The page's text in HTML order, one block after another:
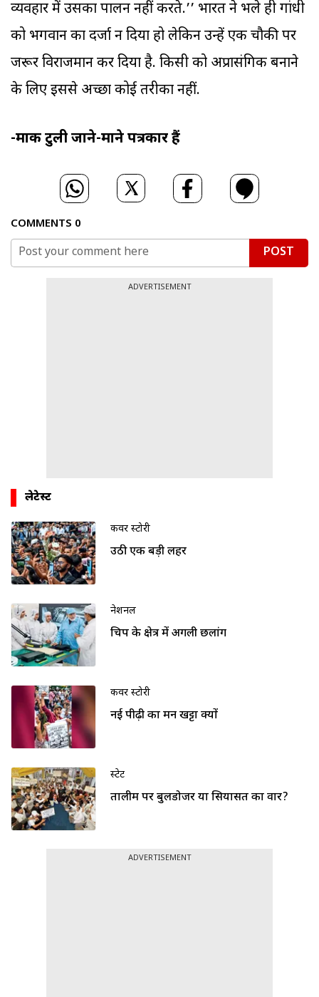
व्यवहार में उसका पालन नहीं करते.’’ भारत ने भले ही गांधी
को भगवान का दर्जा न दिया हो लेकिन उन्हें एक चौकी पर
जरूर विराजमान कर दिया है. किसी को अप्रासंगिक बनाने
के लिए इससे अच्छा कोई तरीका नहीं.
-मार्क टुली जाने-माने पत्रकार हैं
COMMENTS 0
POST
ADVERTISEMENT
लेटेस्ट
कवर स्टोरी
उठी एक बड़ी लहर
नेशनल
चिप के क्षेत्र में अगली छलांग
कवर स्टोरी
नई पीढ़ी का मन खट्टा क्यों
स्टेट
तालीम पर बुलडोजर या सियासत का वार?
ADVERTISEMENT